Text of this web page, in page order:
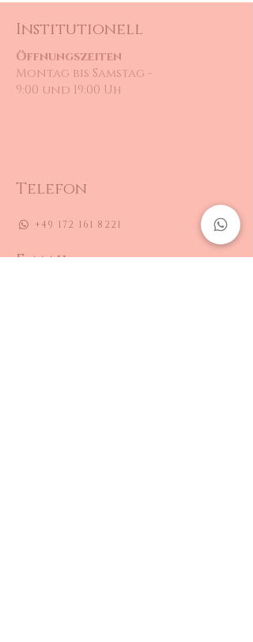
Institutionell
Öffnungszeiten
Montag bis Samstag -
9:00 und 19:00 Uh
Telefon
+49 172 161 8221
E-mail